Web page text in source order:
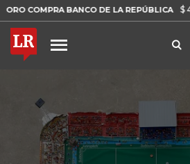
BANCO DE LA REPÚBLICA $ 408.498,97